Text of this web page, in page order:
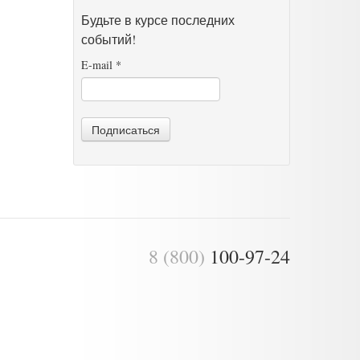
Будьте в курсе последних
событий!
E-mail *
Подписаться
8 (800) 100-97-24